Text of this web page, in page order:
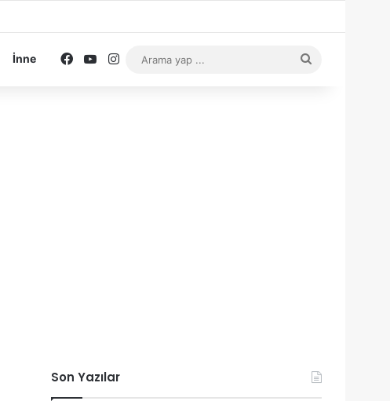
İnne Facebook
YouTube
Instagram
Son Yazılar